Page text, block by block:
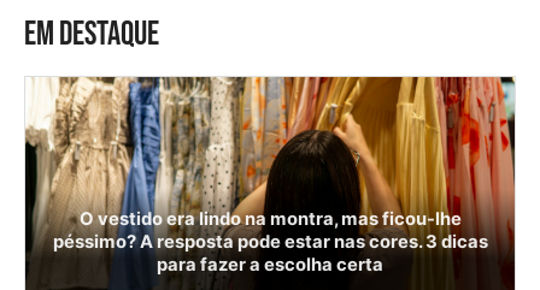
EM DESTAQUE
O vestido era lindo na montra, mas ficou-lhe
péssimo? A resposta pode estar nas cores. 3 dicas
para fazer a escolha certa